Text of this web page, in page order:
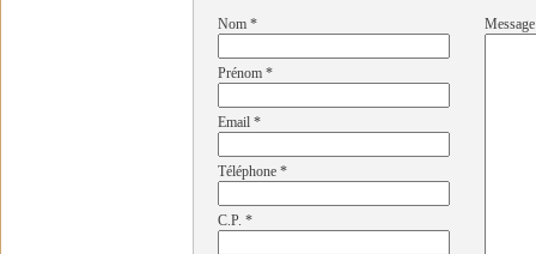
Nom *
Prénom *
Email *
Téléphone *
C.P. *
Message